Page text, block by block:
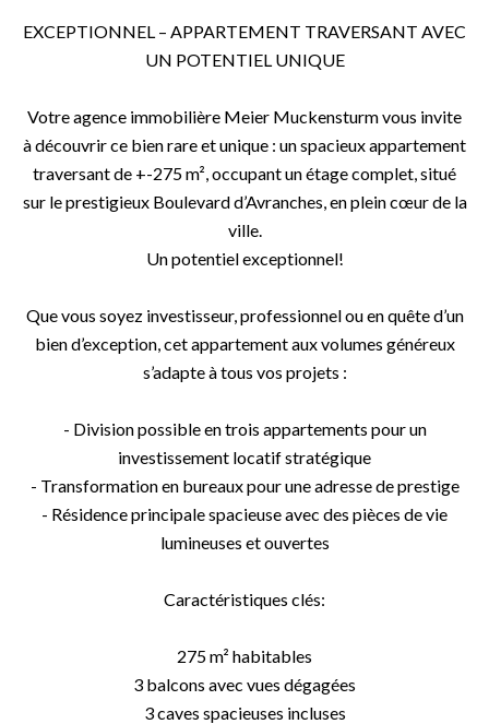
EXCEPTIONNEL – APPARTEMENT TRAVERSANT AVEC
UN POTENTIEL UNIQUE
Votre agence immobilière Meier Muckensturm vous invite
à découvrir ce bien rare et unique : un spacieux appartement
traversant de +-275 m², occupant un étage complet, situé
sur le prestigieux Boulevard d’Avranches, en plein cœur de la
ville.
Un potentiel exceptionnel!
Que vous soyez investisseur, professionnel ou en quête d’un
bien d’exception, cet appartement aux volumes généreux
s’adapte à tous vos projets :
- Division possible en trois appartements pour un
investissement locatif stratégique
- Transformation en bureaux pour une adresse de prestige
- Résidence principale spacieuse avec des pièces de vie
lumineuses et ouvertes
Caractéristiques clés:
275 m² habitables
3 balcons avec vues dégagées
3 caves spacieuses incluses